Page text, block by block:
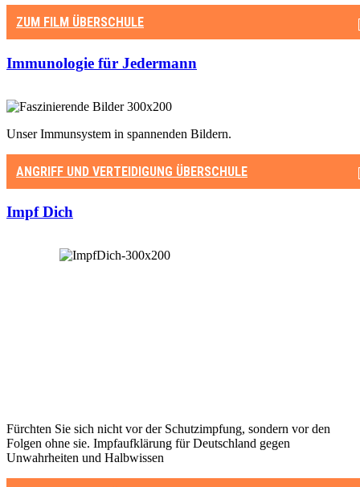
ZUM FILM ÜBERSCHULE
Immunologie für Jedermann
Unser Immunsystem in spannenden Bildern.
ANGRIFF UND VERTEIDIGUNG ÜBERSCHULE
Impf Dich
Fürchten Sie sich nicht vor der Schutzimpfung, sondern vor den
Folgen ohne sie. Impfaufklärung für Deutschland gegen
Unwahrheiten und Halbwissen